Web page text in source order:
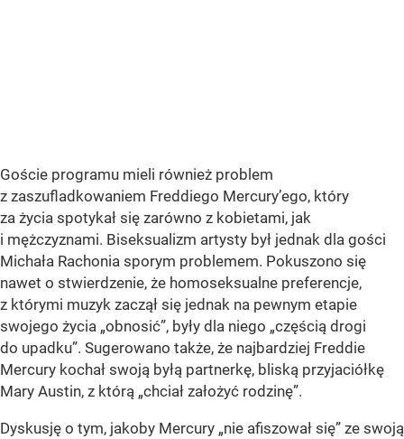
Goście programu mieli również problem
z zaszufladkowaniem Freddiego Mercury’ego, który
za życia spotykał się zarówno z kobietami, jak
i mężczyznami. Biseksualizm artysty był jednak dla gości
Michała Rachonia sporym problemem. Pokuszono się
nawet o stwierdzenie, że homoseksualne preferencje,
z którymi muzyk zaczął się jednak na pewnym etapie
swojego życia „obnosić”, były dla niego „częścią drogi
do upadku”. Sugerowano także, że najbardziej Freddie
Mercury kochał swoją byłą partnerkę, bliską przyjaciółkę
Mary Austin, z którą „chciał założyć rodzinę”.
Dyskusję o tym, jakoby Mercury „nie afiszował się” ze swoją